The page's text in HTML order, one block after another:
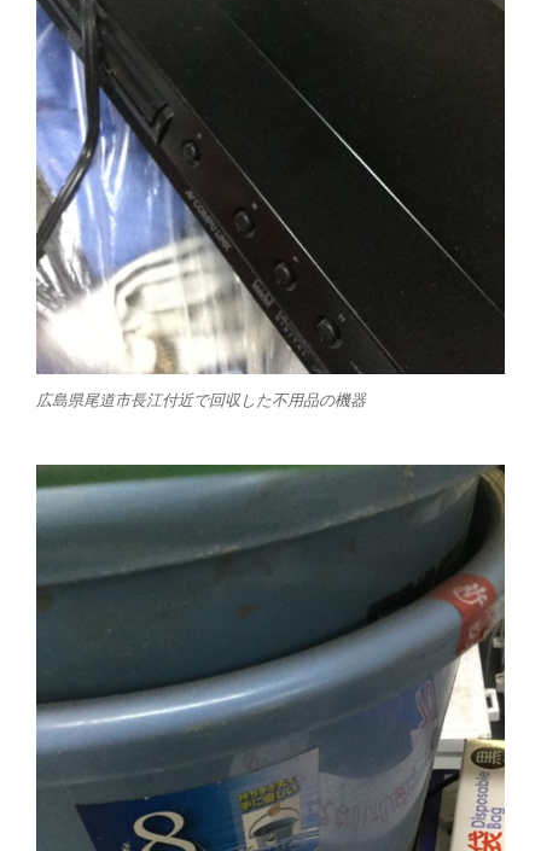
広島県尾道市長江付近で回収した不用品の機器